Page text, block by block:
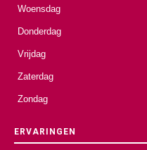
Woensdag
Donderdag
Vrijdag
Zaterdag
Zondag
ERVARINGEN